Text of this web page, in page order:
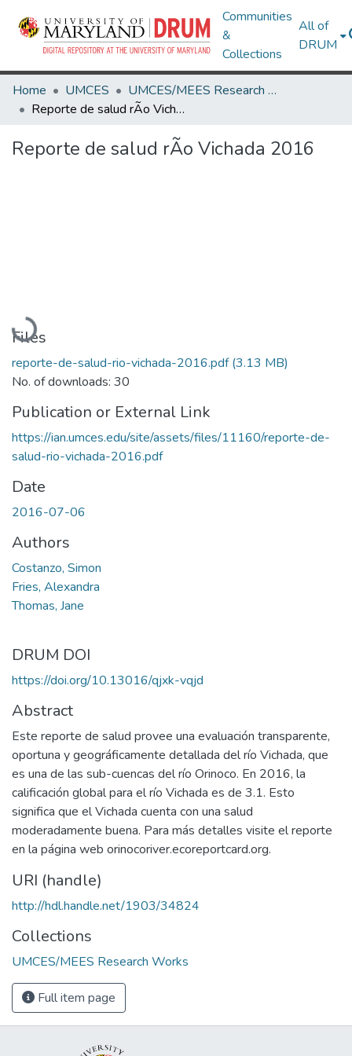
Communities
&
Collections
All of
DRUM
Home UMCES
UMCES/MEES Research Works
Reporte de salud rÃ­o Vichada 2016
Reporte de salud rÃ­o Vichada 2016
Loading...
Files
reporte-de-salud-rio-vichada-2016.pdf(3.13 MB)
No. of downloads: 30
Publication or External Link
https://ian.umces.edu/site/assets/files/11160/reporte-de-
salud-rio-vichada-2016.pdf
Date
2016-07-06
Authors
Costanzo, Simon
Fries, Alexandra
Thomas, Jane
DRUM DOI
https://doi.org/10.13016/qjxk-vqjd
Abstract
Este reporte de salud provee una evaluación transparente,
oportuna y geográficamente detallada del río Vichada, que
es una de las sub-cuencas del río Orinoco. En 2016, la
calificación global para el río Vichada es de 3.1. Esto
significa que el Vichada cuenta con una salud
moderadamente buena. Para más detalles visite el reporte
en la página web orinocoriver.ecoreportcard.org.
URI (handle)
http://hdl.handle.net/1903/34824
Collections
UMCES/MEES Research Works
Full item page